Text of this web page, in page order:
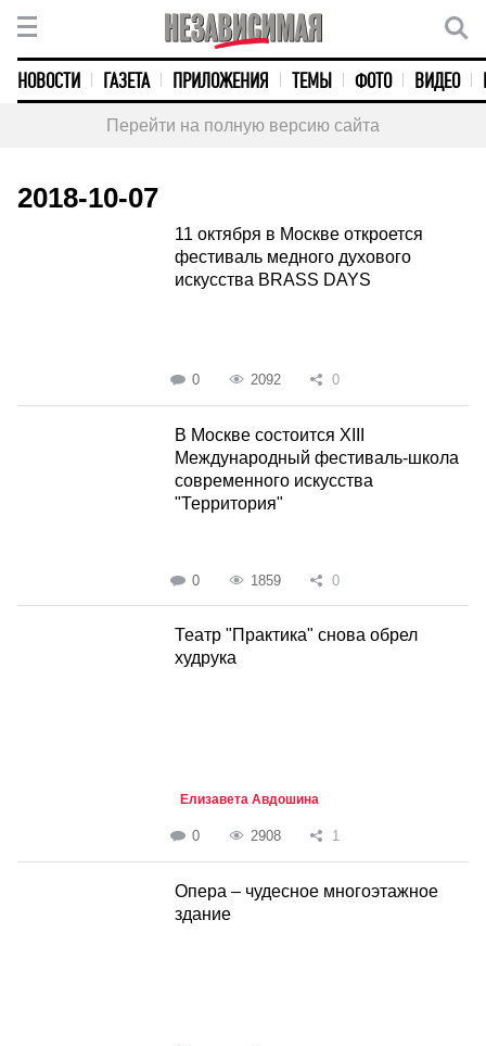
НОВОСТИ ГАЗЕТА ПРИЛОЖЕНИЯ ТЕМЫ ФОТО ВИДЕО
Перейти на полную версию сайта
2018-10-07
11 октября в Москве откроется
фестиваль медного духового
искусства BRASS DAYS
0 2092 0
В Москве состоится XIII
Международный фестиваль-школа
современного искусства
"Территория"
0 1859 0
Театр "Практика" снова обрел
худрука
Елизавета Авдошина
0 2908 1
Опера – чудесное многоэтажное
здание